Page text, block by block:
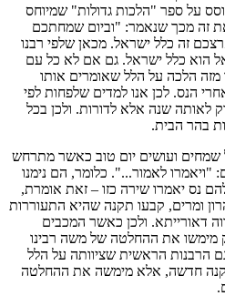
על ספר "הלכות גדולות" שמיוחס
את זה מכך שנאמר: "וביום שמחתכם
זה כלל ישראל. מכאן שלפי רבנו
הוא כלל ישראל. גם אם לא כל עם
הלכה על הלל שאומרים אותו
הנס. לכן אנו למדים שלפחות לפי
לאותה שנה אלא לדורות. ולכן בכל
בהר הבית.
שמחים ועושים יום טוב כאשר מתרחש
לאמור...". כלומר, הם נימנו
נס יאמרו שירה כזו – זאת אומרת,
ומרים, קבעו תקנה שהיא התעוררות
דאורייתא. ולכן כאשר המכבים
מימשו את ההחלטה של משה רבינו
הרבנות הראשית שציוותה על הלל
חדשה, אלא מימשה את ההחלטה